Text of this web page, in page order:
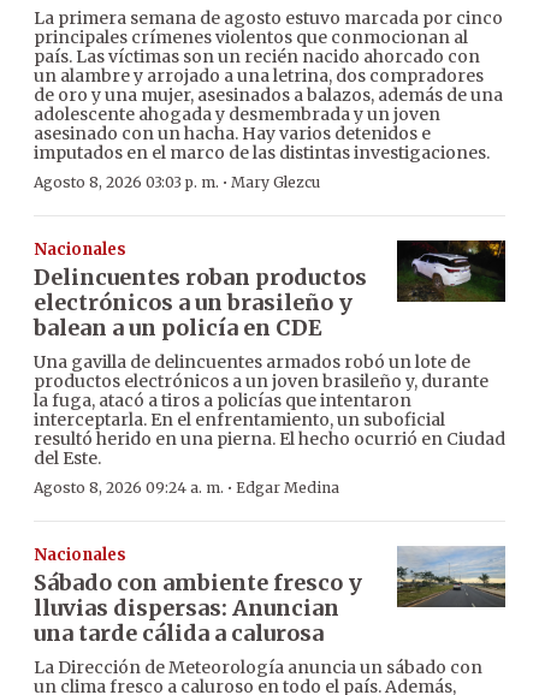
La primera semana de agosto estuvo marcada por cinco
principales crímenes violentos que conmocionan al
país. Las víctimas son un recién nacido ahorcado con
un alambre y arrojado a una letrina, dos compradores
de oro y una mujer, asesinados a balazos, además de una
adolescente ahogada y desmembrada y un joven
asesinado con un hacha. Hay varios detenidos e
imputados en el marco de las distintas investigaciones.
Agosto 8, 2026 03:03 p. m. · Mary Glezcu
Nacionales
Delincuentes roban productos
electrónicos a un brasileño y
balean a un policía en CDE
Una gavilla de delincuentes armados robó un lote de
productos electrónicos a un joven brasileño y, durante
la fuga, atacó a tiros a policías que intentaron
interceptarla. En el enfrentamiento, un suboficial
resultó herido en una pierna. El hecho ocurrió en Ciudad
del Este.
Agosto 8, 2026 09:24 a. m. · Edgar Medina
Nacionales
Sábado con ambiente fresco y
lluvias dispersas: Anuncian
una tarde cálida a calurosa
La Dirección de Meteorología anuncia un sábado con
un clima fresco a caluroso en todo el país. Además,